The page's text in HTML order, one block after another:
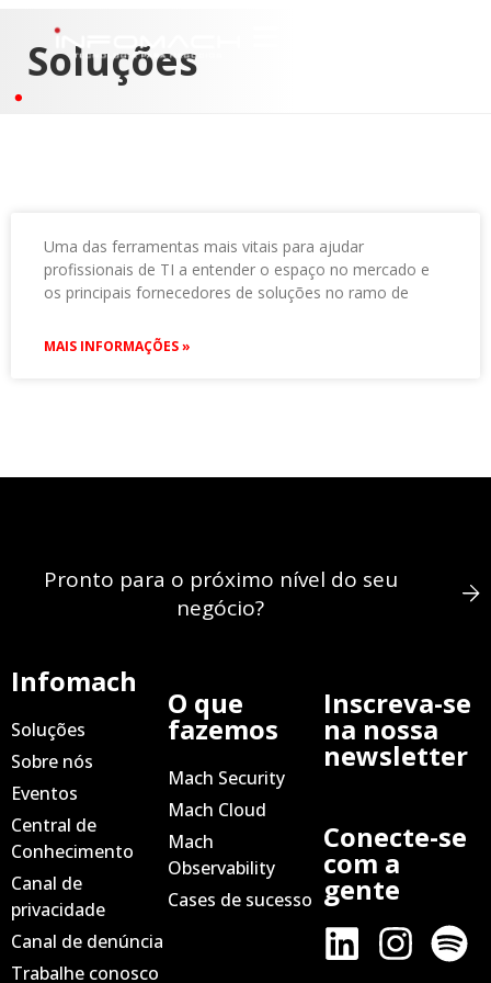
Soluções
Uma das ferramentas mais vitais para ajudar
profissionais de TI a entender o espaço no mercado e
os principais fornecedores de soluções no ramo de
MAIS INFORMAÇÕES »
Pronto para o próximo nível do seu
negócio?
Infomach
Soluções
Sobre nós
Eventos
Central de
Conhecimento
Canal de
privacidade
Canal de denúncia
Trabalhe conosco
O que
fazemos
Mach Security
Mach Cloud
Mach
Observability
Cases de sucesso
Inscreva-se
na nossa
newsletter
Conecte-se
com a
gente